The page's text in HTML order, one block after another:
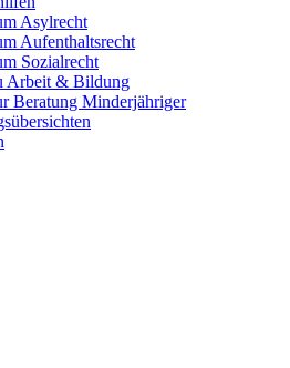
Asylrecht
Aufenthaltsrecht
Sozialrecht
Arbeit & Bildung
Beratung Minderjähriger